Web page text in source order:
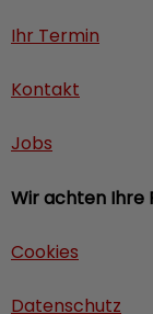
Ihr Termin
Kontakt
Jobs
Wir achten Ihre
Cookies
Datenschutz